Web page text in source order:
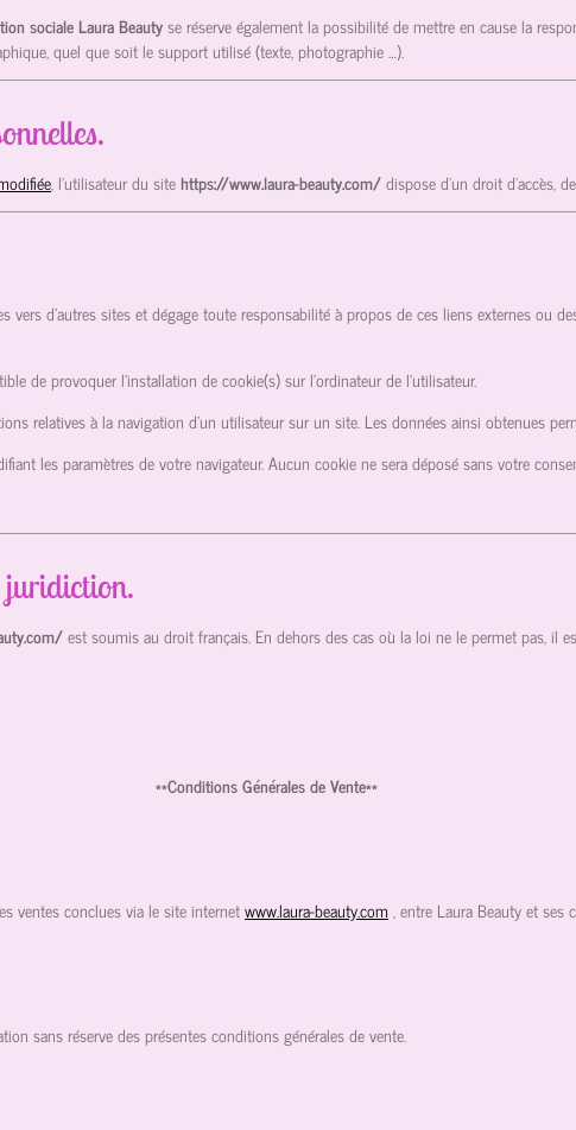
sociale Laura Beautyse réserve également la possibilité de mettre en cause la
quel que soit le support utilisé (texte, photographie …).
, l’utilisateur du sitehttps://www.laura-beauty.com/dispose d’un droit d’accès,
vers d’autres sites et dégage toute responsabilité à propos de ces liens externes ou
de provoquer l’installation de cookie(s) sur l’ordinateur de l’utilisateur.
relatives à la navigation d’un utilisateur sur un site. Les données ainsi obtenues
les paramètres de votre navigateur. Aucun cookie ne sera déposé sans votre
est soumis au droit français. En dehors des cas où la loi ne le permet pas, il
**Conditions Générales de Vente**
ventes conclues via le site internetwww.laura-beauty.com , entre Laura Beauty et ses
sans réserve des présentes conditions générales de vente.